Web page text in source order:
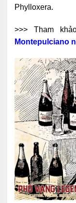
Phylloxera.
>>> Tham
Montepulciano